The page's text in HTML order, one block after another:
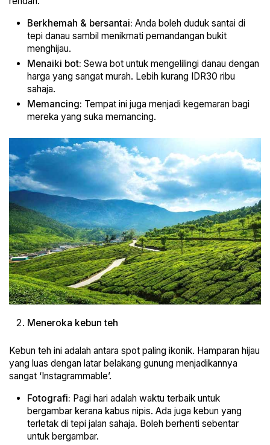
Berkhemah & bersantai: Anda boleh duduk santai di
tepi danau sambil menikmati pemandangan bukit
menghijau.
Menaiki bot: Sewa bot untuk mengelilingi danau dengan
harga yang sangat murah. Lebih kurang IDR30 ribu
sahaja.
Memancing: Tempat ini juga menjadi kegemaran bagi
mereka yang suka memancing.
Meneroka kebun teh
Kebun teh ini adalah antara spot paling ikonik. Hamparan hijau
yang luas dengan latar belakang gunung menjadikannya
sangat ‘Instagrammable’.
Fotografi: Pagi hari adalah waktu terbaik untuk
bergambar kerana kabus nipis. Ada juga kebun yang
terletak di tepi jalan sahaja. Boleh berhenti sebentar
untuk bergambar.